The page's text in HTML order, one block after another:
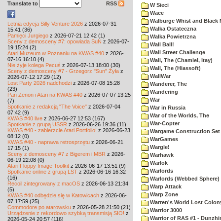
Translate to RSS
Letnia edycja Silly Venture 2026 z 2026-07-31
15:41 (36)
Pamięci Jurgiego z 2026-07-21 12:42 (1)
Sceny z demosceny #7: opowiada SuN z 2026-07-
19 15:24 (2)
Atari Muzeum w Poznaniu na KWAS #40 z 2026-
07-16 16:10 (4)
Nie żyje kolega Pecuś z 2026-07-13 18:00 (30)
Sceny z demosceny #7 - Grzegorz "Sun" Żyła z
2026-07-12 17:29 (12)
Lost Party 2026 nadchodzi z 2026-07-08 15:28
(23)
Pan Zenon i Atari na KWAS #40 z 2026-07-07 13:25
(7)
Spotkanie z redakcją "The Voice" z 2026-07-04
07:42 (9)
KWAS #40 live z 2026-06-27 12:53 (167)
Spotkanie z grupą USSR z 2026-06-26 19:36 (11)
KWAS #40 - zabierzcie Atari Portfolio! z 2026-06-23
08:12 (0)
KWAS #40 - naprawa retrosprzętu z 2026-06-21
17:15 (1)
Sceny z demosceny #7 z Bigerem i MBR z 2026-
06-19 22:08 (0)
Atari Floppy Image Toolkit z 2026-06-17 13:51 (9)
Spotkanie online z grupą LST z 2026-06-16 16:32
(16)
Recoil zintegrowany z macOS z 2026-06-13 21:34
(5)
KWAS #40 odbędzie się w Katowicach z 2026-06-
07 17:59 (25)
Commodore po atarowsku z 2026-05-28 21:50 (21)
Urządzenie z rekordowo szybką transmisją SIO! z
2026-05-24 20:57 (116)
W Sieci
Wace
Walburge Whist and Black
Walka Ostateczna
Walka Powietrzna
Wall Ball!
Wall Street Challenge
Wall, The (Chamiel, Itay)
Wall, The (Hiassoft)
WallWar
Wanderer, The
Wandering
War
War in Russia
War of the Worlds, The
War-Copter
Wargame Construction Set
WarGames
Wargle!
Warhawk
Warlok
Warlords
Warlords (Webbed Sphere)
Warp Attack
Warp Zone
Warren's World Lost
Warrior 3000
Warrior of RAS #1 -